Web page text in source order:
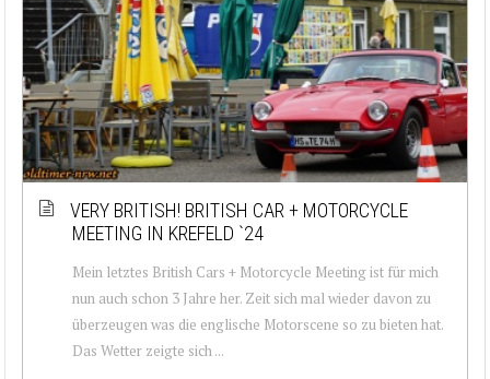
VERY BRITISH! BRITISH CAR + MOTORCYCLE
MEETING IN KREFELD `24
Mein letztes British Cars + Motorcycle Meeting ist für mich
nun auch schon 3 Jahre her. Zeit sich mal wieder davon zu
überzeugen was die englische Motorscene so zu bieten hat.
Das Wetter zeigte sich ...